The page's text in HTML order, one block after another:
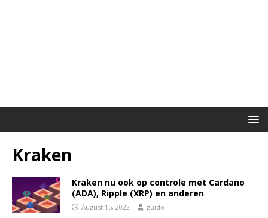
Kraken
Kraken nu ook op controle met Cardano
(ADA), Ripple (XRP) en anderen
August 15, 2022 guido